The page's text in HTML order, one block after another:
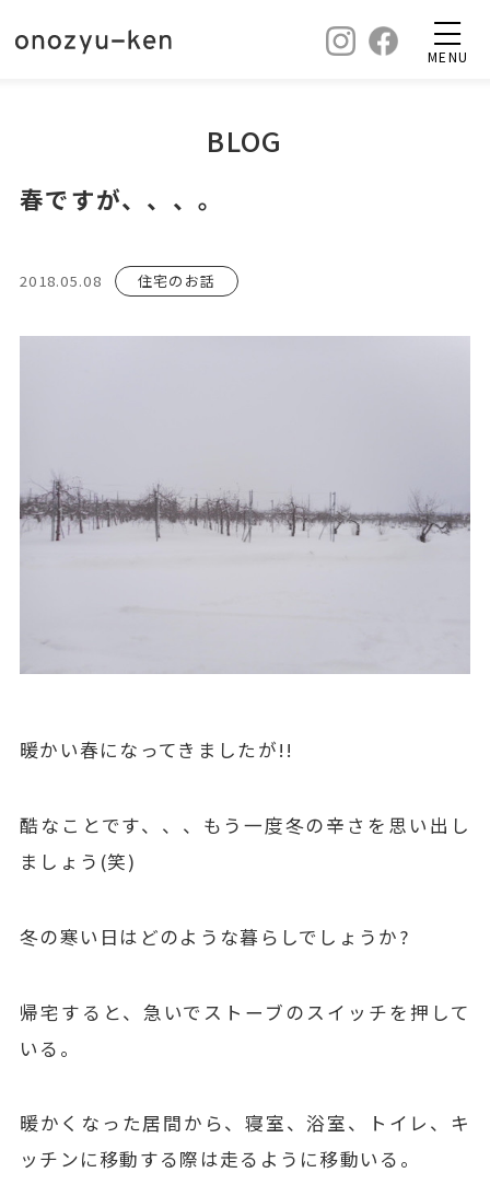
BLOG
春ですが、、、。
2018.05.08 住宅のお話
暖かい春になってきましたが!!
酷なことです、、、もう一度冬の辛さを思い出し
ましょう(笑)
冬の寒い日はどのような暮らしでしょうか?
帰宅すると、急いでストーブのスイッチを押して
いる。
暖かくなった居間から、寝室、浴室、トイレ、キ
ッチンに移動する際は走るように移動いる。
MENU